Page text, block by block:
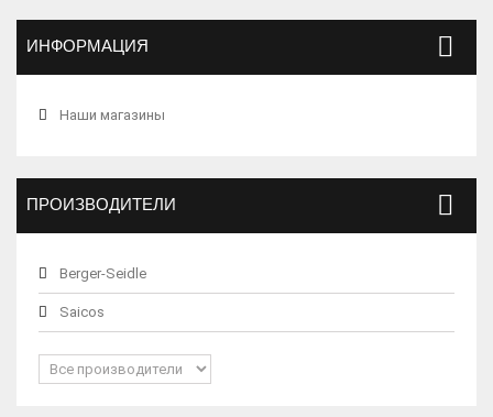
ИНФОРМАЦИЯ
Наши магазины
ПРОИЗВОДИТЕЛИ
Berger-Seidle
Saicos